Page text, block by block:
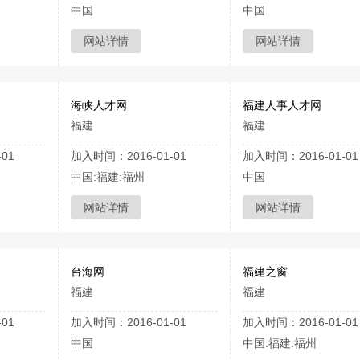
中国
网站详情
中国
网站详情
海峡人才网
福建
加入时间：2016-01-01
中国:福建:福州
网站详情
福建人事人才网
福建
加入时间：2016-01-01
中国
网站详情
台海网
福建
加入时间：2016-01-01
中国
福建之窗
福建
加入时间：2016-01-01
中国:福建:福州